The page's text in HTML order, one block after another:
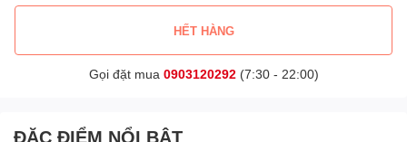
HẾT HÀNG
Gọi đặt mua 0903120292(7:30 - 22:00)
ĐẶC ĐIỂM NỔI BẬT